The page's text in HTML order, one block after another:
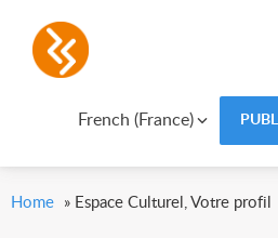
French (France)
Home » Espace Culturel, Votre profil